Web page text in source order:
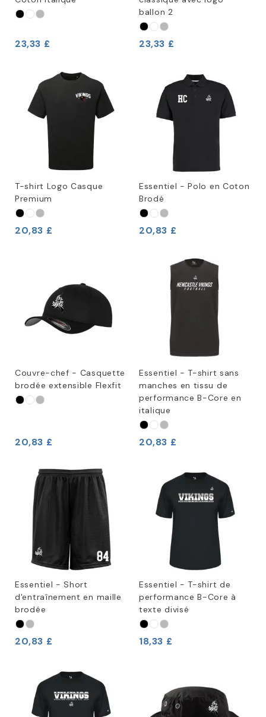
23,33 £
ballon 2
23,33 £
T-shirt Logo Casque
Premium
20,83 £
Essentiel - Polo en Coton
Brodé
20,83 £
Couvre-chef - Casquette
brodée extensible Flexfit
20,83 £
Essentiel - T-shirt sans
manches en tissu de
performance B-Core en
italique
20,83 £
Essentiel - Short
d'entraînement en maille
brodée
20,83 £
Essentiel - T-shirt de
performance B-Core à
texte divisé
18,33 £